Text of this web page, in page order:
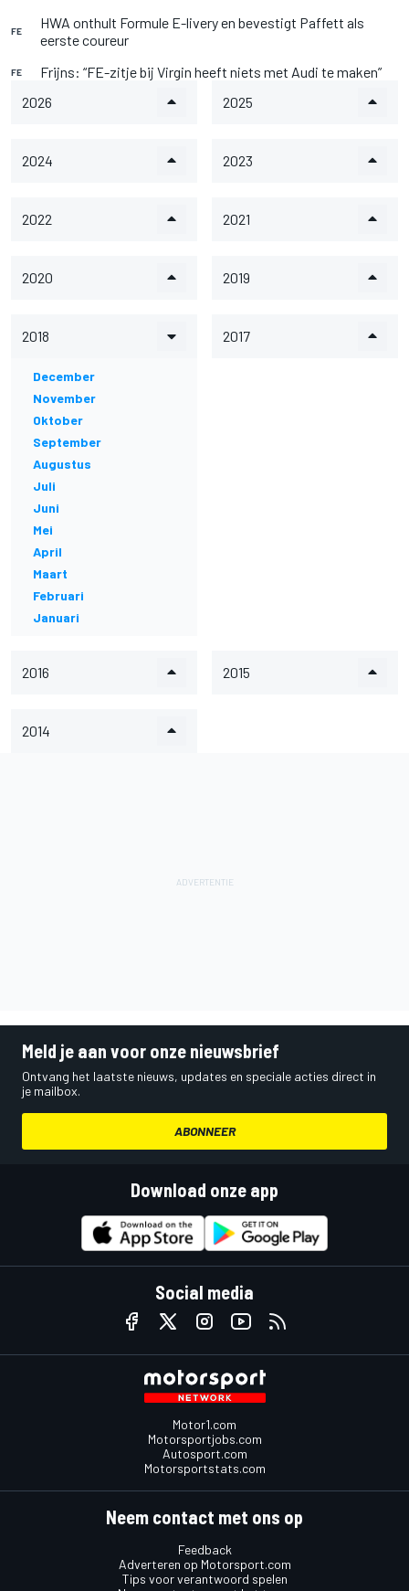
FE
HWA onthult Formule E-livery en bevestigt Paffett als
eerste coureur
FE
Frijns: “FE-zitje bij Virgin heeft niets met Audi te maken”
2026
2025
2024 2023
2022 2021
2020 2019
2018
December
November
Oktober
September
Augustus
Juli
Juni
Mei
April
Maart
Februari
Januari
2017
2016 2015
2014
Meld je aan voor onze nieuwsbrief
Ontvang het laatste nieuws, updates en speciale acties direct in
je mailbox.
ABONNEER
Download onze app
Social media
Motor1.com
Motorsportjobs.com
Autosport.com
Motorsportstats.com
Neem contact met ons op
Feedback
Adverteren op Motorsport.com
Tips voor verantwoord spelen